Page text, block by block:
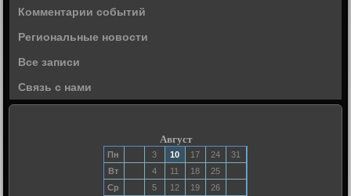
Комментарии событий
Региональные новости
Все записи
Связь с нами
Август
Пн 3 10 17 24
31
Вт
4 11 18
25
Ср
5 12 19
26